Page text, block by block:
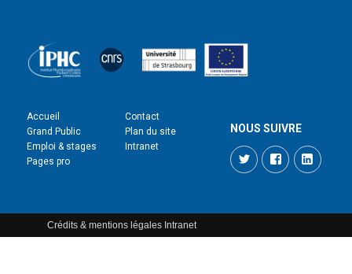
Accueil
Grand Public
Emploi & stages
Pages pro
Contact
Plan du site
Intranet
NOUS SUIVRE
TwitterFacebook
Crédits & mentions légales Intranet